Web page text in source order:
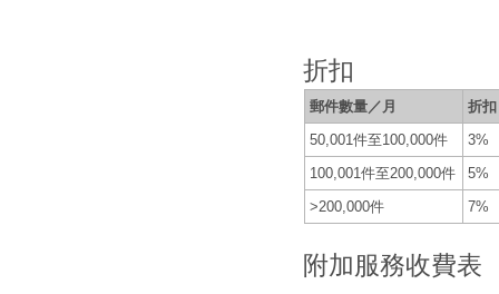
折扣
郵件數量／月
折
50,001件至100,000件
3%
100,001件至200,000件
5%
>200,000件
7%
附加服務收費表